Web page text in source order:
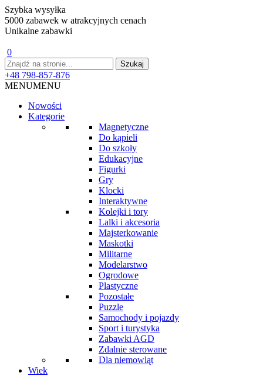
Szybka wysyłka
5000 zabawek w atrakcyjnych cenach
Unikalne zabawki
0
+48 798-857-876
MENUMENU
Nowości
Kategorie
Magnetyczne
Do kąpieli
Do szkoły
Edukacyjne
Figurki
Gry
Klocki
Interaktywne
Kolejki i tory
Lalki i akcesoria
Majsterkowanie
Maskotki
Militarne
Modelarstwo
Ogrodowe
Plastyczne
Pozostałe
Puzzle
Samochody i pojazdy
Sport i turystyka
Zabawki AGD
Zdalnie sterowane
Dla niemowląt
Wiek